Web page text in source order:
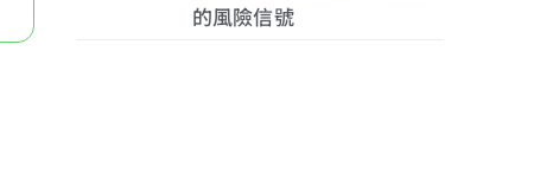
的風險信號